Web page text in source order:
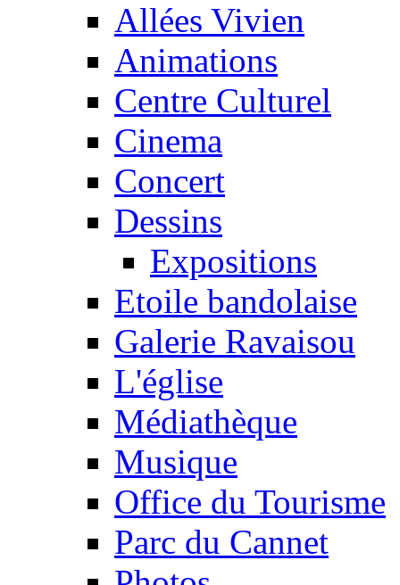
Allées Vivien
Animations
Centre Culturel
Cinema
Concert
Dessins
Expositions
Etoile bandolaise
Galerie Ravaisou
L'église
Médiathèque
Musique
Office du Tourisme
Parc du Cannet